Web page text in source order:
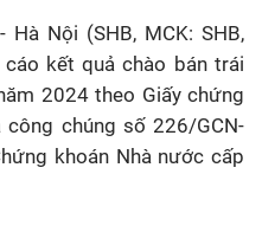
Hà Nội (SHB, MCK: SHB,
kết quả chào bán trái
2024 theo Giấy chứng
chúng số 226/GCN-
khoán Nhà nước cấp